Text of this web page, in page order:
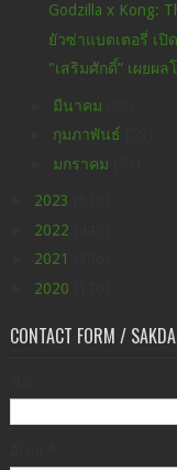
Godzilla x Kong:
ยัวซ่าแบตเตอรี่ เ
"เสริมศักดิ์” เผยผ
มีนาคม
กุมภาพันธ์
มกราคม
2023
2022
2021
2020
CONTACT FORM /